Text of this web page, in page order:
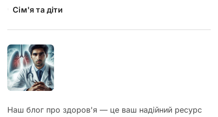
Сім'я та діти
Наш блог про здоров'я — це ваш надійний ресурс